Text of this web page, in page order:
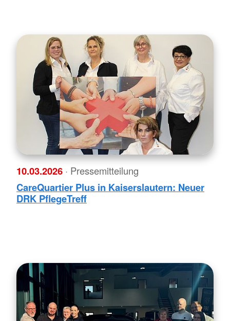
10.03.2026 · Pressemitteilung
CareQuartier Plus in Kaiserslautern: Neuer
DRK PflegeTreff